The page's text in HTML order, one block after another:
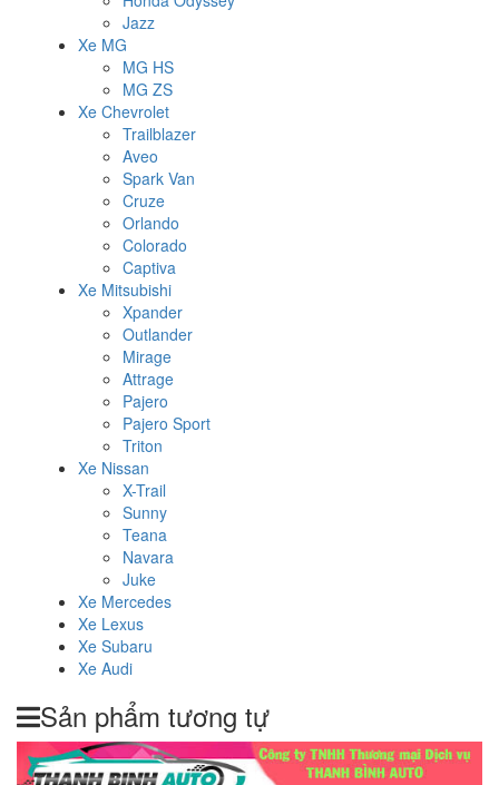
Jazz
Xe MG
MG HS
MG ZS
Xe Chevrolet
Trailblazer
Aveo
Spark Van
Cruze
Orlando
Colorado
Captiva
Xe Mitsubishi
Xpander
Outlander
Mirage
Attrage
Pajero
Pajero Sport
Triton
Xe Nissan
X-Trail
Sunny
Teana
Navara
Juke
Xe Mercedes
Xe Lexus
Xe Subaru
Xe Audi
Sản phẩm tương tự